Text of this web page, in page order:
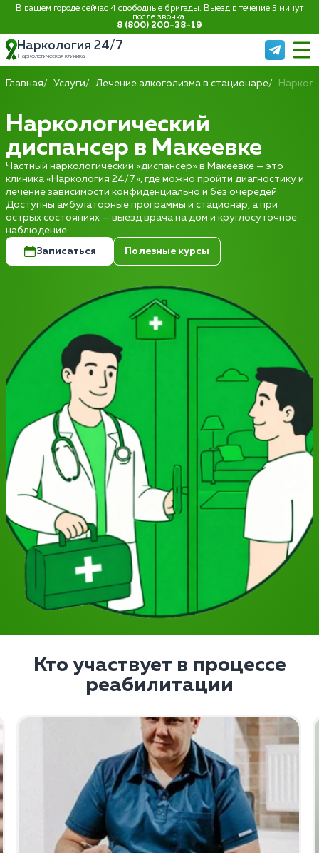
В вашем городе сейчас 4 свободные бригады. Выезд в течение 5 минут
после звонка:
8 (800) 200-38-19
Наркология 24/7
Наркологическая клиника
Главная Услуги Лечение алкоголизма в стационаре
Наркологический
диспансер в Макеевке
Частный наркологический «диспансер» в Макеевке — это
клиника «Наркология 24/7», где можно пройти диагностику и
лечение зависимости конфиденциально и без очередей.
Доступны амбулаторные программы и стационар, а при
острых состояниях — выезд врача на дом и круглосуточное
наблюдение.
Записаться Полезные курсы
Кто участвует в процессе
реабилитации